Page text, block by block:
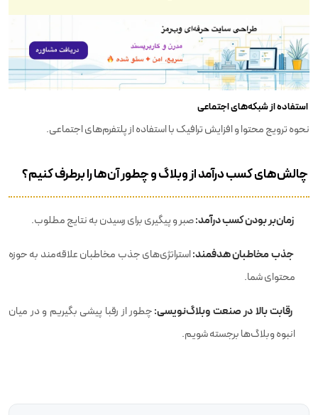
استفاده از شبکه‌های اجتماعی
نحوه ترویج محتوا و افزایش ترافیک با استفاده از پلتفرم‌های اجتماعی.
چالش‌های کسب درآمد از وبلاگ و چطور آن‌ها را برطرف کنیم؟
زمان‌بر بودن کسب درآمد:صبر و پیگیری برای رسیدن به نتایج مطلوب.
جذب مخاطبان هدفمند:استراتژی‌های جذب مخاطبان علاقه‌مند به حوزه
محتوای شما.
رقابت بالا در صنعت وبلاگ‌نویسی:چطور از رقبا پیشی بگیریم و در میان
انبوه وبلاگ‌ها برجسته شویم.